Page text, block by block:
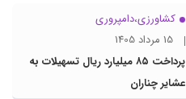
کشاورزی،دامپروری
15 مرداد 1405
پرداخت ۸۵ میلیارد ریال تسهیلات به
عشایر چناران